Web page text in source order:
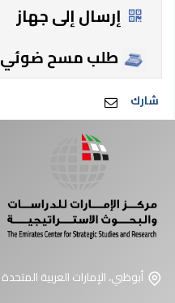
إرسال إلى جهاز
طلب مسح ضوئي
شارك
أبوظبي، الإمارات العربية المتحدة